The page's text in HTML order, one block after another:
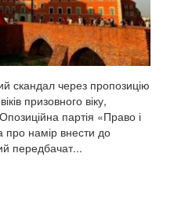
скандал через пропозицію
призовного віку,
партія «Право і
про намір внести до
передбачат...